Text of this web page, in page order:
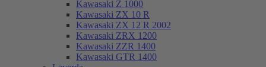
Kawasaki Z 1000
Kawasaki ZX 10 R
Kawasaki ZX 12 R 2002
Kawasaki ZRX 1200
Kawasaki ZZR 1400
Kawasaki GTR 1400